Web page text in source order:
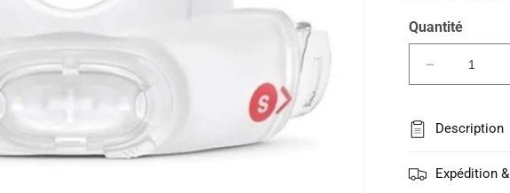
Quantité
Réduire
la
de
pour
Masque
Description
Expédition